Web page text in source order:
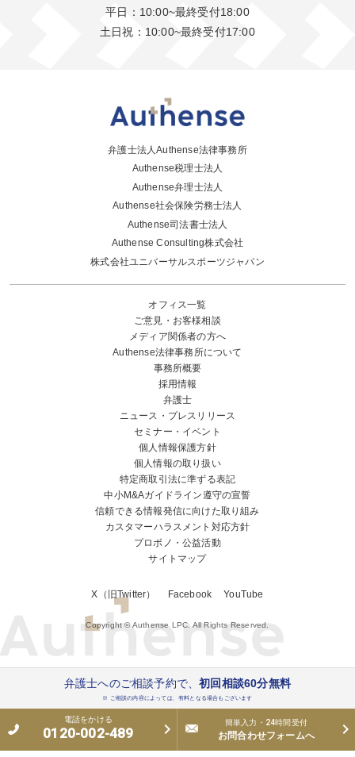
平日：10:00~最終受付18:00
土日祝：10:00~最終受付17:00
弁護士へのご相談予約で、初回相談60分無料
※ ご相談の内容によっては、有料となる場合もございます
電話をかける
0120-002-489
簡単入力・24時間受付
お問合わせフォームへ
弁護士法人Authense法律事務所
Authense税理士法人
Authense弁理士法人
Authense社会保険労務士法人
Authense司法書士法人
Authense Consulting株式会社
株式会社ユニバーサルスポーツジャパン
オフィス一覧
ご意見・お客様相談
メディア関係者の方へ
Authense法律事務所について
事務所概要
採用情報
弁護士
ニュース・プレスリリース
セミナー・イベント
個人情報保護方針
個人情報の取り扱い
特定商取引法に準ずる表記
中小M&Aガイドライン遵守の宣誓
信頼できる情報発信に向けた取り組み
カスタマーハラスメント対応方針
プロボノ・公益活動
サイトマップ
X（旧Twitter） Facebook YouTube
Copyright © Authense LPC. All Rights Reserved.